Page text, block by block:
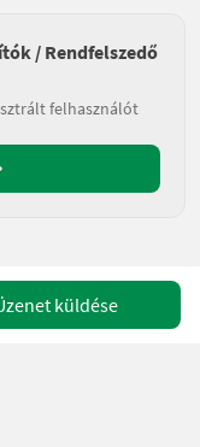
/ Rendfelszedő
felhasználót
küldése